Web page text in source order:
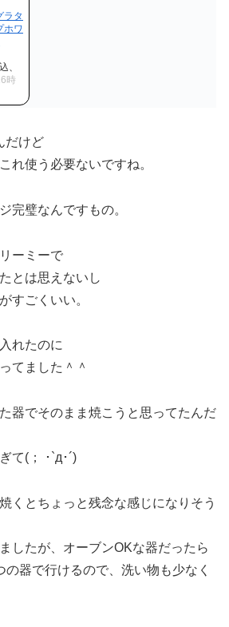
ラタ
ホワ
、
時
だけど
れ使う必要ないですね。
完璧なんですもの。
ーミーで
とは思えないし
すごくいい。
れたのに
てました＾＾
器でそのまま焼こうと思ってたんだ
て(； ･`д･´)
くとちょっと残念な感じになりそう
したが、オーブンOKな器だったら
器で行けるので、洗い物も少なく